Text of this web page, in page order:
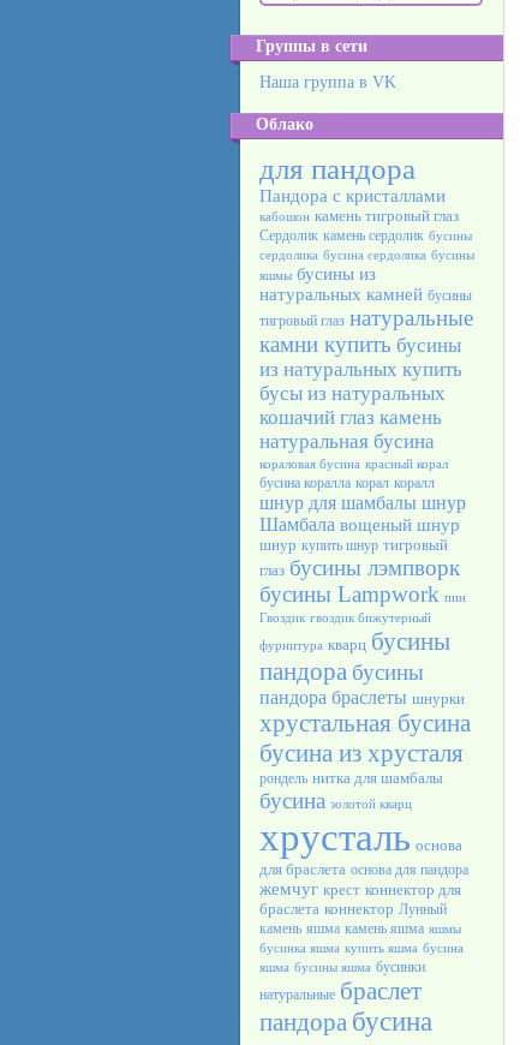
Группы в сети
Наша группа в VK
Облако
для пандора
Пандора с кристаллами
кабошон камень тигровый глаз
Сердолик камень сердолик бусины
сердолика бусина сердолика бусины
яшмы бусины из
натуральных камней бусины
тигровый глаз натуральные
камни купить бусины
из натуральных купить
бусы из натуральных
кошачий глаз камень
натуральная бусина
кораловая бусина красный корал
бусина коралла корал коралл
шнур для шамбалы шнур
Шамбала вощеный шнур
шнур купить шнур тигровый
глаз бусины лэмпворк
бусины Lampwork пин
Гвоздик гвоздик бижутерный
фурнитура кварц бусины
пандора бусины
пандора браслеты шнурки
хрустальная бусина
бусина из хрусталя
рондель нитка для шамбалы
бусина золотой кварц
хрусталь основа
для браслета основа для пандора
жемчуг крест коннектор для
браслета коннектор Лунный
камень яшма камень яшма яшмы
бусинка яшма купить яшма бусина
яшма бусины яшма бусинки
натуральные браслет
пандора бусина